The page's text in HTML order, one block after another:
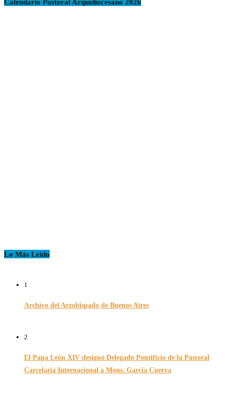
Calendario Pastoral Arquidiocesano 2026
Lo Más Leído
1
Archivo del Arzobispado de Buenos Aires
2
El Papa León XIV designó Delegado Pontificio de la Pastoral
Carcelaria Internacional a Mons. García Cuerva